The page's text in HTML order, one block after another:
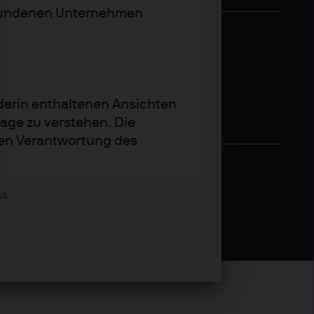
Unternehmen
enthaltenen Ansichten
zu verstehen. Die
Verantwortung des
und sonstiger